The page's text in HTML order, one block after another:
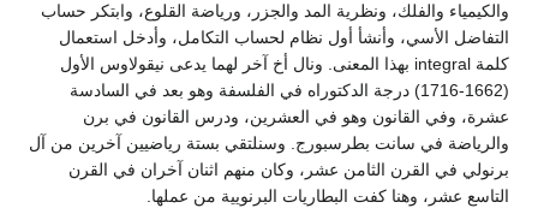
والكيمياء والفلك، ونظرية المد والجزر، ورياضة القلوع، وابتكر حساب
التفاضل الأسي، وأنشأ أول نظام لحساب التكامل، وأدخل استعمال
كلمة integral بهذا المعنى. ونال أخ آخر لهما يدعى نيقولاوس الأول
(1662-1716) درجة الدكتوراه في الفلسفة وهو بعد في السادسة
عشرة، وفي القانون وهو في العشرين، ودرس القانون في برن
والرياضة في سانت بطرسبورج. وسنلتقي بستة رياضيين آخرين من آل
برنولي في القرن الثامن عشر، وكان منهم اثنان آخران في القرن
التاسع عشر، وهنا كفت البطاريات البرنويية من عملها.